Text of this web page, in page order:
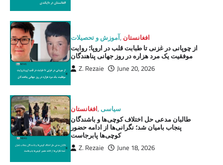
آموزش و تحصیلات, افغانستان
از چوپانی در غزنی تا طبابت قلب در اروپا؛ روایت
موفقیت یک مرد هزاره در روز جهانی پناهندگان
Z. Rezaie June 20, 2026
افغانستان,سیاسی
طالبان مدعی حل اختلاف کوچی‌ها و باشندگان
پنجاب بامیان شد؛ نگرانی‌ها از ادامه حضور
کوچی‌ها پابرجاست
Z. Rezaie June 18, 2026